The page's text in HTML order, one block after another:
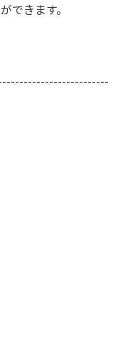
できます。